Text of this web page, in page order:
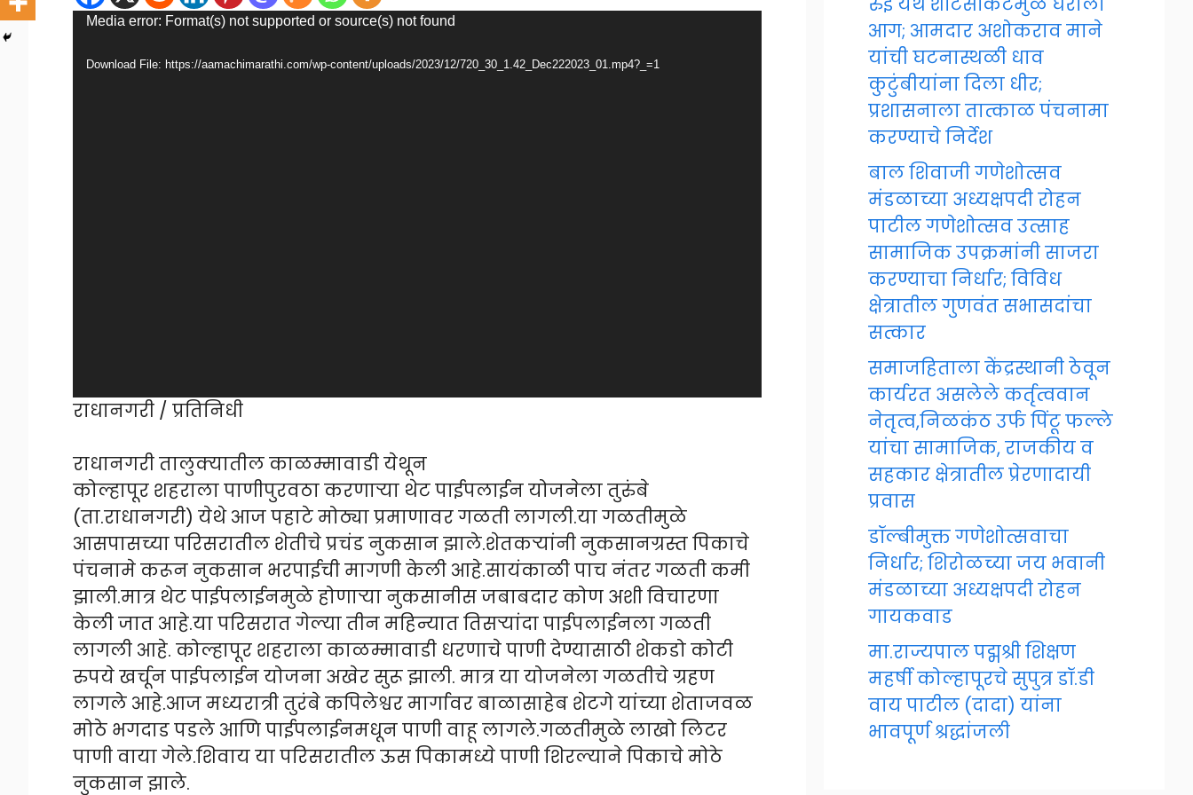
Video
Media error: Format(s) not supported or source(s) not found
Download File: https://aamachimarathi.com/wp-content/uploads/2023/12/720_30_1.42_Dec222023_01.mp4?_=1
राधानगरी / प्रतिनिधी
राधानगरी तालुक्यातील काळम्मावाडी येथून
कोल्हापूर शहराला पाणीपुरवठा करणाऱ्या थेट पाईपलाईन योजनेला तुरुंबे
(ता.राधानगरी) येथे आज पहाटे मोठ्या प्रमाणावर गळती लागली.या गळतीमुळे
आसपासच्या परिसरातील शेतीचे प्रचंड नुकसान झाले.शेतकऱ्यांनी नुकसानग्रस्त पिकाचे
पंचनामे करून नुकसान भरपाईची मागणी केली आहे.सायंकाळी पाच नंतर गळती कमी
झाली.मात्र थेट पाईपलाईनमुळे होणाऱ्या नुकसानीस जबाबदार कोण अशी विचारणा
केली जात आहे.या परिसरात गेल्या तीन महिन्यात तिसऱ्यांदा पाईपलाईनला गळती
लागली आहे. कोल्हापूर शहराला काळम्मावाडी धरणाचे पाणी देण्यासाठी शेकडो कोटी
रुपये खर्चून पाईपलाईन योजना अखेर सुरू झाली. मात्र या योजनेला गळतीचे ग्रहण
लागले आहे.आज मध्यरात्री तुरंबे कपिलेश्वर मार्गावर बाळासाहेब शेटगे यांच्या शेताजवळ
मोठे भगदाड पडले आणि पाईपलाईनमधून पाणी वाहू लागले.गळतीमुळे लाखो लिटर
पाणी वाया गेले.शिवाय या परिसरातील ऊस पिकामध्ये पाणी शिरल्याने पिकाचे मोठे
नुकसान झाले.
आग; आमदार अशोकराव माने
यांची घटनास्थळी धाव
कुटुंबीयांना दिला धीर;
प्रशासनाला तात्काळ पंचनामा
करण्याचे निर्देश
बाल शिवाजी गणेशोत्सव
मंडळाच्या अध्यक्षपदी रोहन
पाटील गणेशोत्सव उत्साह
सामाजिक उपक्रमांनी साजरा
करण्याचा निर्धार; विविध
क्षेत्रातील गुणवंत सभासदांचा
सत्कार
समाजहिताला केंद्रस्थानी ठेवून
कार्यरत असलेले कर्तृत्ववान
नेतृत्व,निळकंठ उर्फ पिंटू फल्ले
यांचा सामाजिक, राजकीय व
सहकार क्षेत्रातील प्रेरणादायी
प्रवास
डॉल्बीमुक्त गणेशोत्सवाचा
निर्धार; शिरोळच्या जय भवानी
मंडळाच्या अध्यक्षपदी रोहन
गायकवाड
मा.राज्यपाल पद्मश्री शिक्षण
महर्षी कोल्हापूरचे सुपुत्र डॉ.डी
वाय पाटील (दादा) यांना
भावपूर्ण श्रद्धांजली